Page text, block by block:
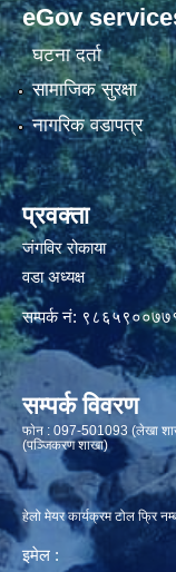
eGov
घटना दर्ता
सामाजिक सुरक्षा
नागरिक वडापत्र
प्रवक्ता
जंगविर रोकाया
वडा अध्यक्ष
सम्पर्क नं:
सम्पर्क विवरण
फाेन : 097-501093 (लेखा
(पञ्जिकरण शाखा)
हेलो मेयर कार्यक्रम टोल फ्रि
इमेल :